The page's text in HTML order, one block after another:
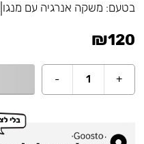
בטעם: משקה אנרגיה עם מנגו
₪120
+
1
-